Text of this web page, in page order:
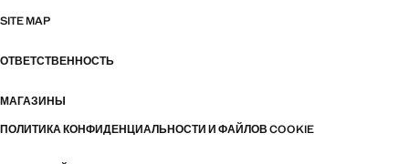
SITE MAP
ОТВЕТСТВЕННОСТЬ
МАГАЗИНЫ
ПОЛИТИКА КОНФИДЕНЦИАЛЬНОСТИ И ФАЙЛОВ COOKIE